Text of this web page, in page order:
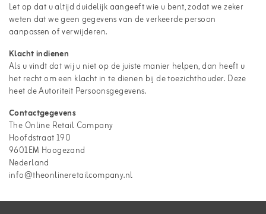
Let op dat u altijd duidelijk aangeeft wie u bent, zodat we zeker
weten dat we geen gegevens van de verkeerde persoon
aanpassen of verwijderen.
Klacht indienen
Als u vindt dat wij u niet op de juiste manier helpen, dan heeft u
het recht om een klacht in te dienen bij de toezichthouder. Deze
heet de Autoriteit Persoonsgegevens.
Contactgegevens
The Online Retail Company
Hoofdstraat 190
9601EM Hoogezand
Nederland
info@theonlineretailcompany.nl